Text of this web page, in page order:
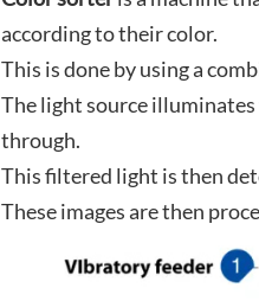
according to their color.
This is done by using a
The light source
through.
This filtered light is then
These images are then